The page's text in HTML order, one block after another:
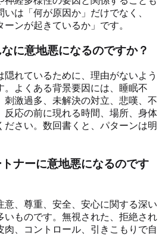
は「何が原因か」だけでなく、
ーンが起きているか」です。
に意地悪になるのですか？
隠れているために、理由がないよう
。よくある背景要因には、睡眠不
刺激過多、未解決の対立、悲嘆、不
反応の前に現れる時間、場所、身体
ださい。数回書くと、パターンは明
ナーに意地悪になるのです
意、尊重、安全、安心に関する深い
いものです。無視された、拒絶され
肉、コントロール、引きこもりで自